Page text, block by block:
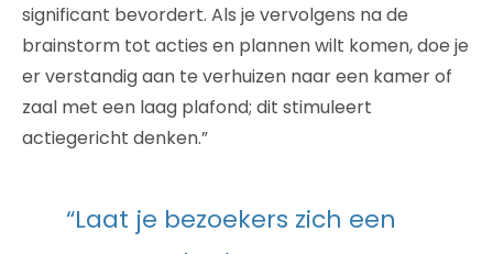
significant bevordert. Als je vervolgens na de
brainstorm tot acties en plannen wilt komen, doe je
er verstandig aan te verhuizen naar een kamer of
zaal met een laag plafond; dit stimuleert
actiegericht denken.”
“Laat je bezoekers zich een